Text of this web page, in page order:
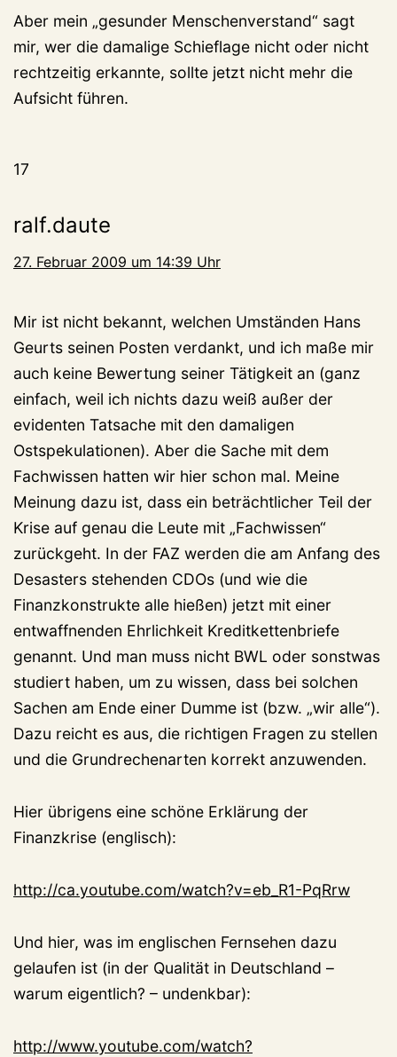
Aber mein „gesunder Menschenverstand“ sagt
mir, wer die damalige Schieflage nicht oder nicht
rechtzeitig erkannte, sollte jetzt nicht mehr die
Aufsicht führen.
17
ralf.daute
27. Februar 2009 um 14:39 Uhr
Mir ist nicht bekannt, welchen Umständen Hans
Geurts seinen Posten verdankt, und ich maße mir
auch keine Bewertung seiner Tätigkeit an (ganz
einfach, weil ich nichts dazu weiß außer der
evidenten Tatsache mit den damaligen
Ostspekulationen). Aber die Sache mit dem
Fachwissen hatten wir hier schon mal. Meine
Meinung dazu ist, dass ein beträchtlicher Teil der
Krise auf genau die Leute mit „Fachwissen“
zurückgeht. In der FAZ werden die am Anfang des
Desasters stehenden CDOs (und wie die
Finanzkonstrukte alle hießen) jetzt mit einer
entwaffnenden Ehrlichkeit Kreditkettenbriefe
genannt. Und man muss nicht BWL oder sonstwas
studiert haben, um zu wissen, dass bei solchen
Sachen am Ende einer Dumme ist (bzw. „wir alle“).
Dazu reicht es aus, die richtigen Fragen zu stellen
und die Grundrechenarten korrekt anzuwenden.
Hier übrigens eine schöne Erklärung der
Finanzkrise (englisch):
http://ca.youtube.com/watch?v=eb_R1-PqRrw
Und hier, was im englischen Fernsehen dazu
gelaufen ist (in der Qualität in Deutschland –
warum eigentlich? – undenkbar):
http://www.youtube.com/watch?